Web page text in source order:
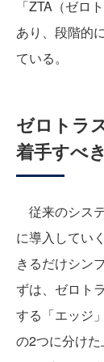
「ZTA（ゼロ
あり、段階的
ている。
ゼロトラ
着手すべ
従来のシス
に導入してい
きるだけシン
ずは、ゼロト
する「エッジ
の2つに分け